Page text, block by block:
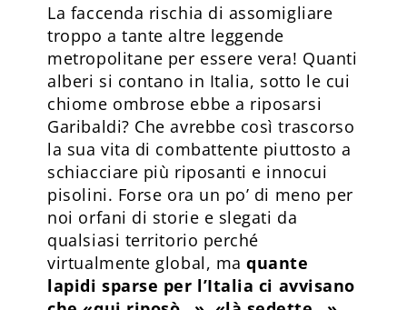
La faccenda rischia di assomigliare
troppo a tante altre leggende
metropolitane per essere vera! Quanti
alberi si contano in Italia, sotto le cui
chiome ombrose ebbe a riposarsi
Garibaldi? Che avrebbe così trascorso
la sua vita di combattente piuttosto a
schiacciare più riposanti e innocui
pisolini. Forse ora un po’ di meno per
noi orfani di storie e slegati da
qualsiasi territorio perché
virtualmente global, maquante
lapidi sparse per l’Italia ci avvisano